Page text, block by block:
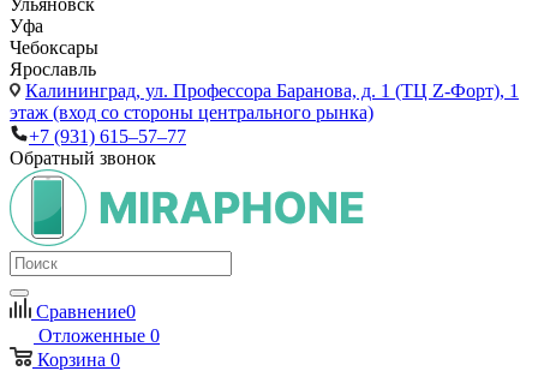
Ульяновск
Уфа
Чебоксары
Ярославль
Калининград, ул. Профессора Баранова, д. 1 (ТЦ Z-Форт), 1
этаж (вход со стороны центрального рынка)
+7 (931) 615‒57‒77
Обратный звонок
Сравнение0
Отложенные 0
Корзина 0